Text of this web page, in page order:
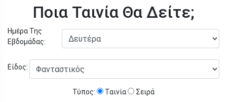
Ποια Ταινία Θα Δείτε;
Ημέρα Της
Εβδομάδας:
Είδος:
Τύπος: Ταινία Σειρά